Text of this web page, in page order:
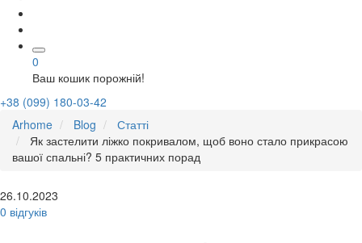
0
Ваш кошик порожній!
+38 (099) 180-03-42
Arhome
Blog
Статті
Як застелити ліжко покривалом, щоб воно стало прикрасою
вашої спальні? 5 практичних порад
26.10.2023
0 відгуків